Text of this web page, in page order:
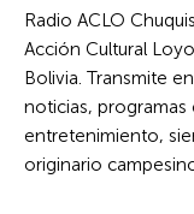
Radio ACLO
Acción Cultural
Bolivia. Transmite
noticias, programas
entretenimiento,
originario